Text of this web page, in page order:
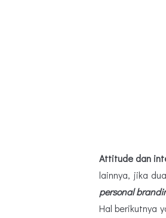
Attitude dan
lainnya, jika
personal
Hal berikutnya